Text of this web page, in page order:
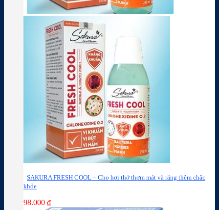
SAKURA FRESH COOL – Cho hơi thở thơm mát và răng thêm chắc
khỏe
98.000 ₫